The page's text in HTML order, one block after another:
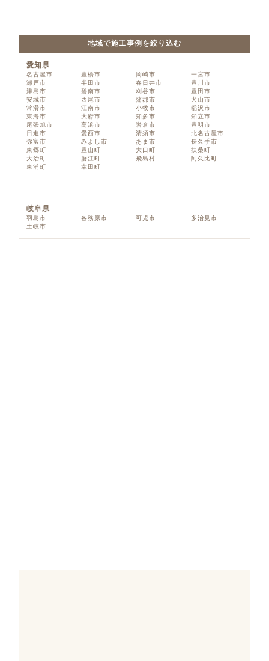
地域で施工事例を絞り込む
愛知県
名古屋市 豊橋市 岡崎市
一宮市
瀬戸市
半田市 春日井市
豊川市
津島市
碧南市 刈谷市
豊田市
安城市
西尾市 蒲郡市
犬山市
常滑市
江南市 小牧市
稲沢市
東海市
大府市 知多市
知立市
尾張旭市
高浜市 岩倉市
豊明市
日進市
愛西市 清須市
北名古屋市
弥富市
みよし市 あま市
長久手市
東郷町
豊山町 大口町
扶桑町
大治町
蟹江町 飛島村
阿久比町
東浦町
幸田町
岐阜県
羽島市 各務原市 可児市
多治見市
土岐市